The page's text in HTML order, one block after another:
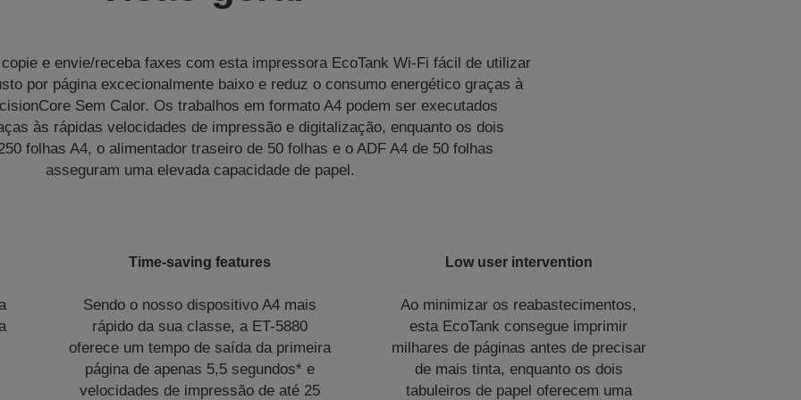
e envie/receba faxes com esta impressora EcoTank Wi-Fi fácil de utilizar
por página excecionalmente baixo e reduz o consumo energético graças à
Sem Calor. Os trabalhos em formato A4 podem ser executados
às rápidas velocidades de impressão e digitalização, enquanto os dois
folhas A4, o alimentador traseiro de 50 folhas e o ADF A4 de 50 folhas
asseguram uma elevada capacidade de papel.
Time-saving features
Sendo o nosso dispositivo A4 mais
rápido da sua classe, a ET-5880
oferece um tempo de saída da primeira
página de apenas 5,5 segundos* e
velocidades de impressão de até 25
Low user intervention
Ao minimizar os reabastecimentos,
esta EcoTank consegue imprimir
milhares de páginas antes de precisar
de mais tinta, enquanto os dois
tabuleiros de papel oferecem uma